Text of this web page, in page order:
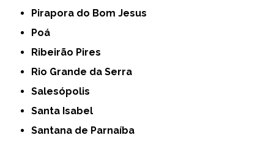
Pirapora do Bom Jesus
Poá
Ribeirão Pires
Rio Grande da Serra
Salesópolis
Santa Isabel
Santana de Parnaíba